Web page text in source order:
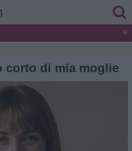
≡
corto di mia moglie